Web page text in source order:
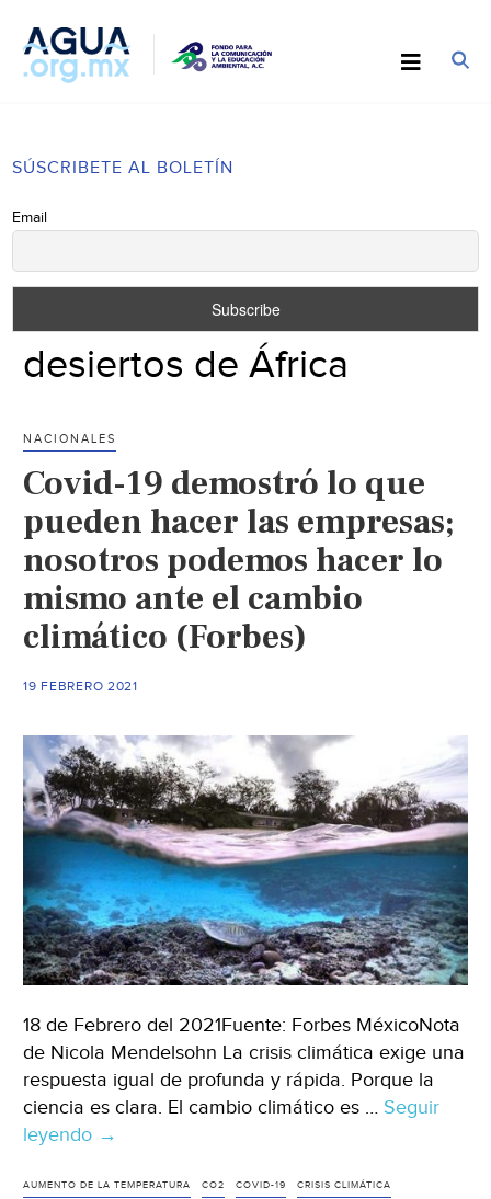
SÚSCRIBETE AL BOLETÍN
Email
desiertos de África
NACIONALES
Covid-19 demostró lo que
pueden hacer las empresas;
nosotros podemos hacer lo
mismo ante el cambio
climático (Forbes)
19 FEBRERO 2021
18 de Febrero del 2021Fuente: Forbes MéxicoNota
de Nicola Mendelsohn La crisis climática exige una
respuesta igual de profunda y rápida. Porque la
ciencia es clara. El cambio climático es … Seguir
leyendo Covid-
demostró
→
AUMENTO DE LA TEMPERATURA CO2 COVID-19 CRISIS CLIMÁTICA